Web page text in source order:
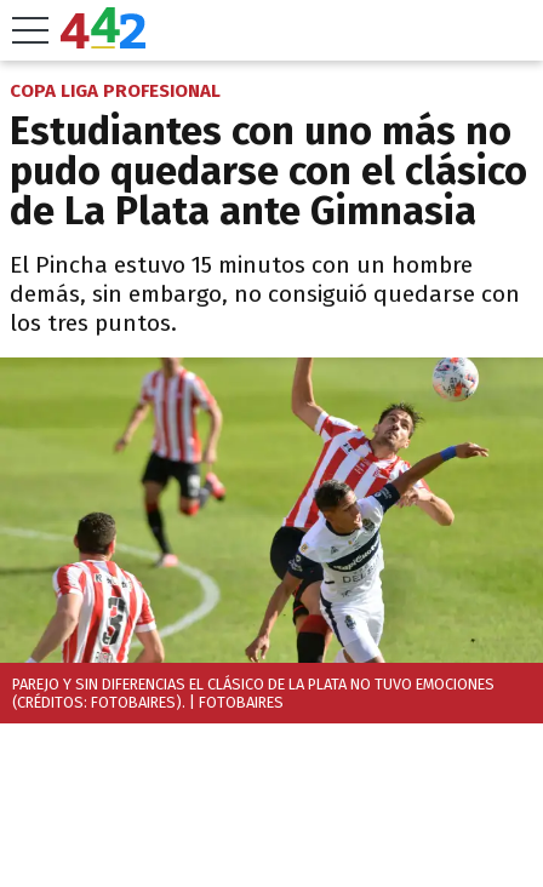
COPA LIGA PROFESIONAL
Estudiantes con uno más no
pudo quedarse con el clásico
de La Plata ante Gimnasia
El Pincha estuvo 15 minutos con un hombre
demás, sin embargo, no consiguió quedarse con
los tres puntos.
PAREJO Y SIN DIFERENCIAS EL CLÁSICO DE LA PLATA NO TUVO EMOCIONES
(CRÉDITOS: FOTOBAIRES). | FOTOBAIRES